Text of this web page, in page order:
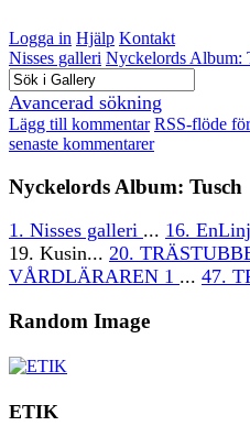
Logga in Hjälp Kontakt
Nisses galleri Nyckelords Album:
Avancerad sökning
Lägg till kommentar RSS-flöde
senaste kommentarer
Nyckelords Album: Tusch
1. Nisses galleri ... 16.
19. Kusin... 20.
VÅRDLÄRAREN 1 ... 47.
Random Image
ETIK